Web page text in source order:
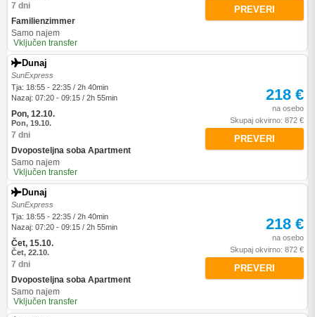
7 dni
Familienzimmer
Samo najem
Vključen transfer
PREVERI
Dunaj
SunExpress
Tja: 18:55 - 22:35 / 2h 40min
Nazaj: 07:20 - 09:15 / 2h 55min
Pon, 12.10.
Pon, 19.10.
7 dni
Dvoposteljna soba Apartment
Samo najem
Vključen transfer
218 €
na osebo
Skupaj okvirno: 872 €
PREVERI
Dunaj
SunExpress
Tja: 18:55 - 22:35 / 2h 40min
Nazaj: 07:20 - 09:15 / 2h 55min
Čet, 15.10.
Čet, 22.10.
7 dni
Dvoposteljna soba Apartment
Samo najem
Vključen transfer
218 €
na osebo
Skupaj okvirno: 872 €
PREVERI